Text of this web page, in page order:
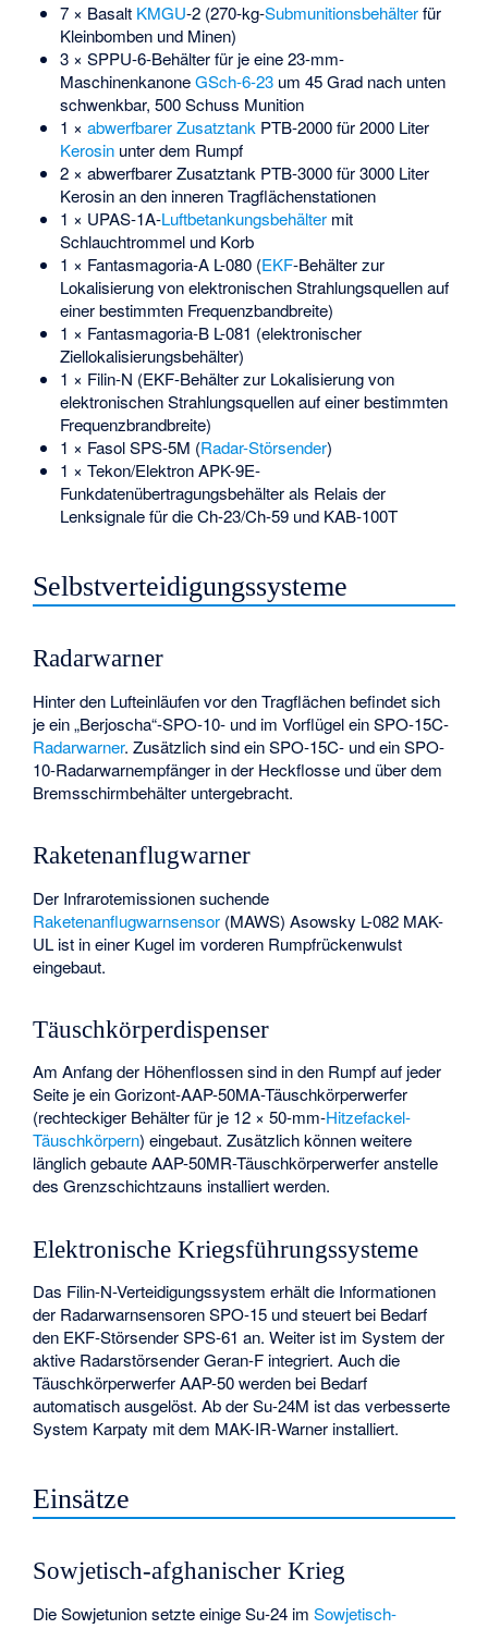
7 × Basalt KMGU-2 (270-kg-Submunitionsbehälterfür
Kleinbomben und Minen)
3 × SPPU-6-Behälter für je eine 23-mm-
MaschinenkanoneGSch-6-23um 45 Grad nach unten
schwenkbar, 500 Schuss Munition
1 × abwerfbarer Zusatztank PTB-2000 für 2000 Liter
Kerosinunter dem Rumpf
2 × abwerfbarer Zusatztank PTB-3000 für 3000 Liter
Kerosin an den inneren Tragflächenstationen
1 × UPAS-1A-Luftbetankungsbehältermit
Schlauchtrommel und Korb
1 × Fantasmagoria-A L-080 (EKF-Behälter zur
Lokalisierung von elektronischen Strahlungsquellen auf
einer bestimmten Frequenzbandbreite)
1 × Fantasmagoria-B L-081 (elektronischer
Ziellokalisierungsbehälter)
1 × Filin-N (EKF-Behälter zur Lokalisierung von
elektronischen Strahlungsquellen auf einer bestimmten
Frequenzbrandbreite)
1 × Fasol SPS-5M (Radar-Störsender)
1 × Tekon/Elektron APK-9E-
Funkdatenübertragungsbehälter als Relais der
Lenksignale für die Ch-23/Ch-59 und KAB-100T
Selbstverteidigungssysteme
Radarwarner
Hinter den Lufteinläufen vor den Tragflächen befindet sich
je ein „Berjoscha“-SPO-10- und im Vorflügel ein SPO-15C-
Radarwarner. Zusätzlich sind ein SPO-15C- und ein SPO-
10-Radarwarnempfänger in der Heckflosse und über dem
Bremsschirmbehälter untergebracht.
Raketenanflugwarner
Der Infrarotemissionen suchende
Raketenanflugwarnsensor (MAWS) Asowsky L-082 MAK-
UL ist in einer Kugel im vorderen Rumpfrückenwulst
eingebaut.
Täuschkörperdispenser
Am Anfang der Höhenflossen sind in den Rumpf auf jeder
Seite je ein Gorizont-AAP-50MA-Täuschkörperwerfer
(rechteckiger Behälter für je 12 × 50-mm-Hitzefackel-
Täuschkörpern) eingebaut. Zusätzlich können weitere
länglich gebaute AAP-50MR-Täuschkörperwerfer anstelle
des Grenzschichtzauns installiert werden.
Elektronische Kriegsführungssysteme
Das Filin-N-Verteidigungssystem erhält die Informationen
der Radarwarnsensoren SPO-15 und steuert bei Bedarf
den EKF-Störsender SPS-61 an. Weiter ist im System der
aktive Radarstörsender Geran-F integriert. Auch die
Täuschkörperwerfer AAP-50 werden bei Bedarf
automatisch ausgelöst. Ab der Su-24M ist das verbesserte
System Karpaty mit dem MAK-IR-Warner installiert.
Einsätze
Sowjetisch-afghanischer Krieg
Die Sowjetunion setzte einige Su-24 imSowjetisch-